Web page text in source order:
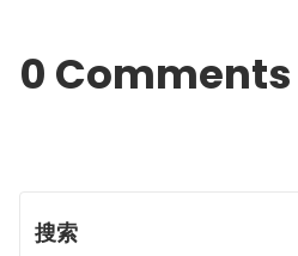
0 Comments
搜索